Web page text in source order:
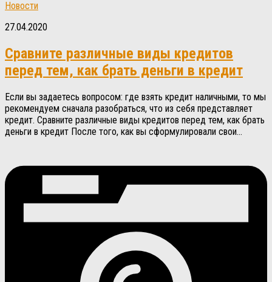
Новости
27.04.2020
Сравните различные виды кредитов
перед тем, как брать деньги в кредит
Если вы задаетесь вопросом: где взять кредит наличными, то мы
рекомендуем сначала разобраться, что из себя представляет
кредит. Сравните различные виды кредитов перед тем, как брать
деньги в кредит После того, как вы сформулировали свои...